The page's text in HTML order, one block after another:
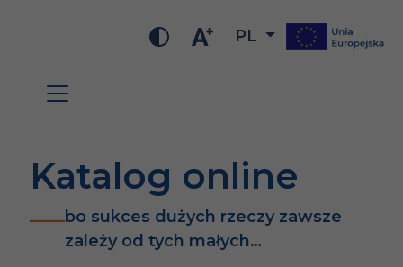
PL
Katalog online
bo sukces dużych rzeczy zawsze
zależy od tych małych…